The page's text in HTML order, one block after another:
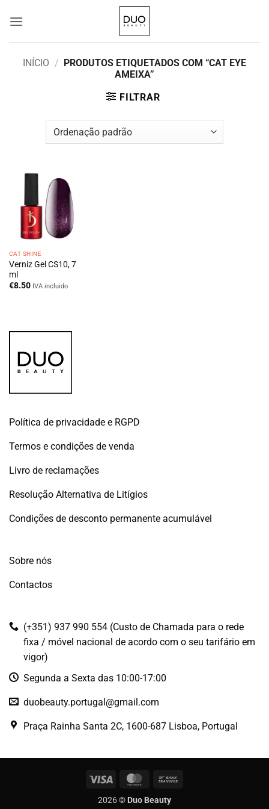
INÍCIO / PRODUTOS ETIQUETADOS COM “CAT EYE
AMEIXA”
FILTRAR
CAT SHINE
Verniz Gel CS10, 7
ml
€8.50 IVA incluido
Política de privacidade e RGPD
Termos e condições de venda
Livro de reclamações
Resolução Alternativa de Litígios
Condições de desconto permanente acumulável
Sobre nós
Contactos
(+351) 937 990 554 (Custo de Chamada para o rede
fixa / móvel nacional de acordo com o seu tarifário em
vigor)
Segunda a Sexta das 10:00-17:00
duobeauty.portugal@gmail.com
Praça Rainha Santa 2C, 1600-687 Lisboa, Portugal
Visa MasterCard
2026 © Duo Beauty